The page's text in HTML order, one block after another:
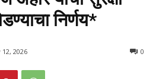
निर्णय*
12, 2026 0